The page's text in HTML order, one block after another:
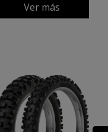
Ver más